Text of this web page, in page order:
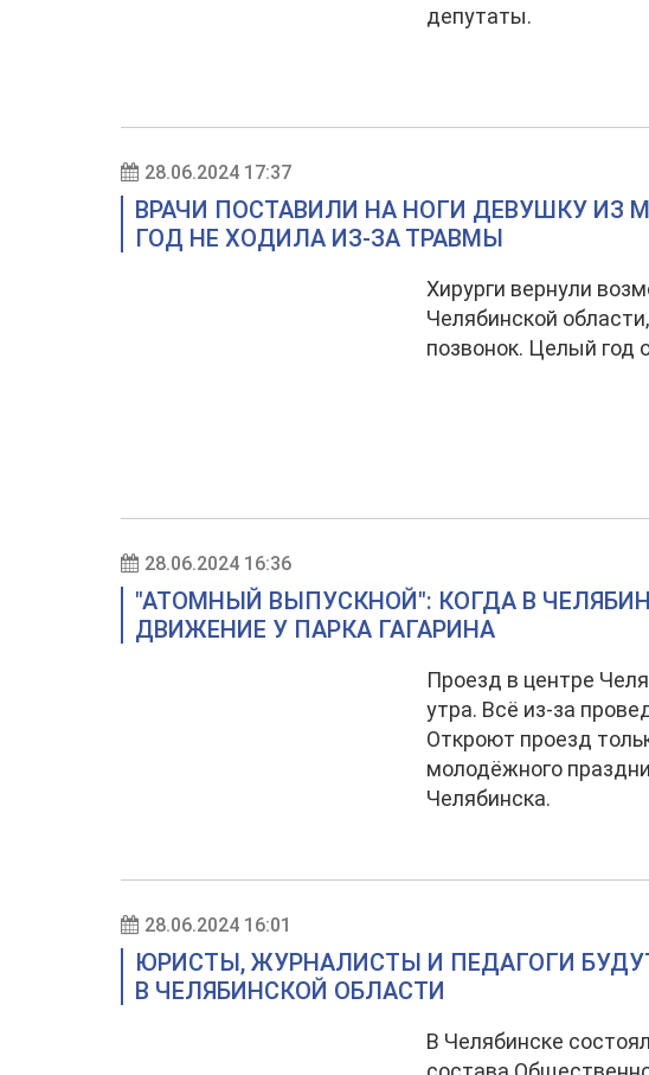
депутаты.
28.06.2024 17:37
ВРАЧИ ПОСТАВИЛИ НА НОГИ ДЕВУШКУ ИЗ
ГОД НЕ ХОДИЛА ИЗ-ЗА ТРАВМЫ
Хирурги вернули
Челябинской
позвонок. Целый год
28.06.2024 16:36
"АТОМНЫЙ ВЫПУСКНОЙ": КОГДА В
ДВИЖЕНИЕ У ПАРКА ГАГАРИНА
Проезд в центре
утра. Всё из-за
Откроют проезд
молодёжного
Челябинска.
28.06.2024 16:01
ЮРИСТЫ, ЖУРНАЛИСТЫ И ПЕДАГОГИ
В ЧЕЛЯБИНСКОЙ ОБЛАСТИ
В Челябинске